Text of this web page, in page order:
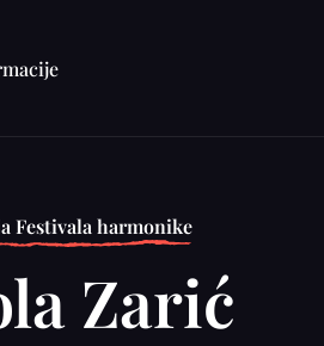
Festivala harmonike
Zarić